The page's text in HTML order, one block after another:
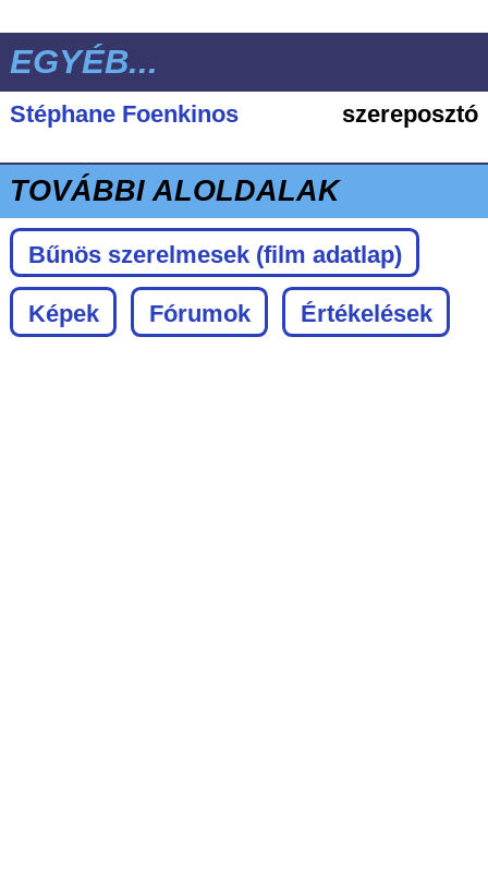
EGYÉB...
Stéphane Foenkinos szereposztó
TOVÁBBI ALOLDALAK
Bűnös szerelmesek (film adatlap)
Képek Fórumok Értékelések